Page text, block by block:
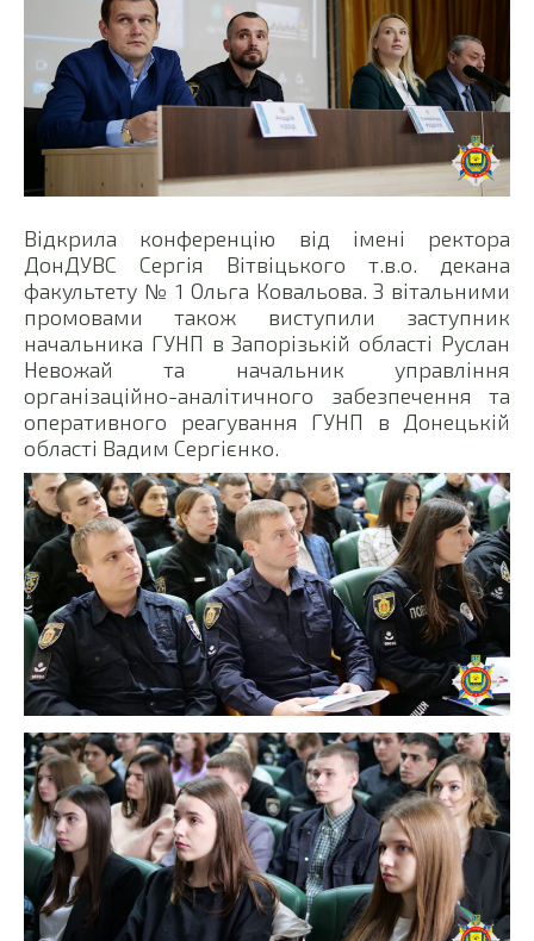
Відкрила конференцію від імені ректора
ДонДУВС Сергія Вітвіцького т.в.о. декана
факультету № 1 Ольга Ковальова. З вітальними
промовами також виступили заступник
начальника ГУНП в Запорізькій області Руслан
Невожай та начальник управління
організаційно-аналітичного забезпечення та
оперативного реагування ГУНП в Донецькій
області Вадим Сергієнко.